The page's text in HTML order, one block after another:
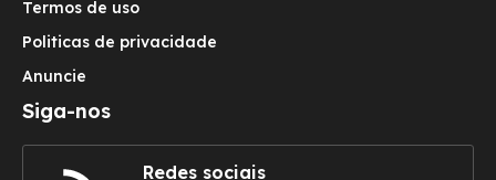
Termos de uso
Politicas de privacidade
Anuncie
Siga-nos
Redes sociais